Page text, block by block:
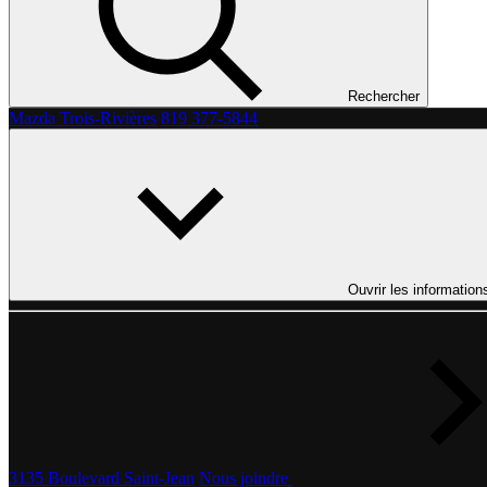
Rechercher
Mazda Trois-Rivières 819 377-5844
Ouvrir les
3135 Boulevard Saint-Jean Nous joindre